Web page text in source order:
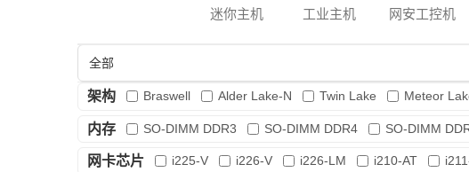
迷你主机 工业主机 网安工控机
架构 Braswell Alder Lake-N Twin Lake Meteor
Tiger Lake
Elkhart Lake Jsper Lake Gemini Lake
内存 SO-DIMM DDR3 SO-DIMM DDR4 SO-DIMM
网卡芯片 i225-V i226-V i226-LM i210-AT